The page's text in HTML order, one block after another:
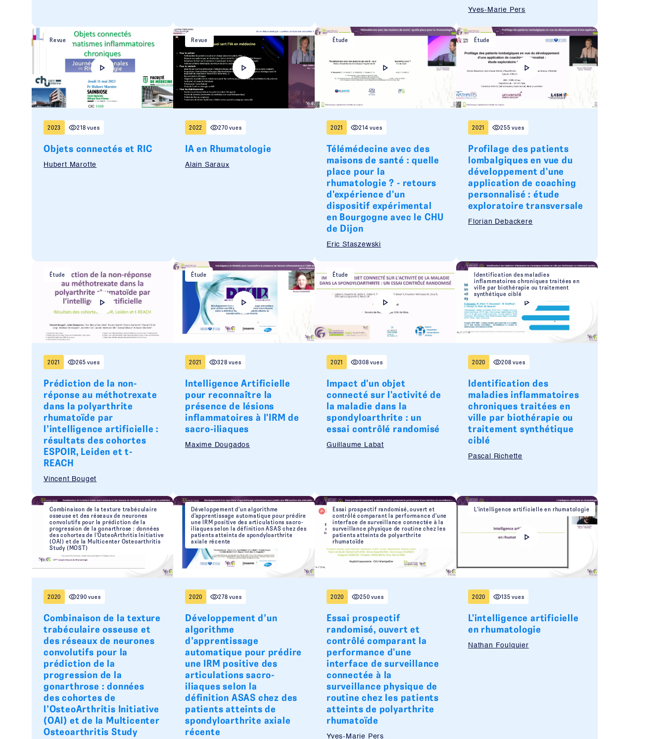
Yves-Marie Pers
Revue
2023 218 vues
Objets connectés et RIC
Hubert Marotte
Revue
2022 270 vues
IA en Rhumatologie
Alain Saraux
Étude
2021 214 vues
Télémédecine avec des
maisons de santé : quelle
place pour la
rhumatologie ? - retours
d'expérience d'un
dispositif expérimental
en Bourgogne avec le CHU
de Dijon
Eric Staszewski
Étude
2021 255 vues
Profilage des patients
lombalgiques en vue du
développement d'une
application de coaching
personnalisé : étude
exploratoire transversale
Florian Debackere
Étude
2021 265 vues
Prédiction de la non-
réponse au méthotrexate
dans la polyarthrite
rhumatoïde par
l’intelligence artificielle :
résultats des cohortes
ESPOIR, Leiden et t-
REACH
Vincent Bouget
Étude
2021 328 vues
Intelligence Artificielle
pour reconnaître la
présence de lésions
inflammatoires à l'IRM de
sacro-iliaques
Maxime Dougados
Étude
2021 308 vues
Impact d'un objet
connecté sur l'activité de
la maladie dans la
spondyloarthrite : un
essai contrôlé randomisé
Guillaume Labat
Identification des maladies
inflammatoires chroniques traitées en
ville par biothérapie ou traitement
synthétique ciblé
2020 208 vues
Identification des
maladies inflammatoires
chroniques traitées en
ville par biothérapie ou
traitement synthétique
ciblé
Pascal Richette
Combinaison de la texture trabéculaire
osseuse et des réseaux de neurones
convolutifs pour la prédiction de la
progression de la gonarthrose : données
des cohortes de l’OsteoArthritis Initiative
(OAI) et de la Multicenter Osteoarthritis
Study (MOST)
2020 290 vues
Combinaison de la texture
trabéculaire osseuse et
des réseaux de neurones
convolutifs pour la
prédiction de la
progression de la
gonarthrose : données
des cohortes de
l’OsteoArthritis Initiative
(OAI) et de la Multicenter
Osteoarthritis Study
Développement d’un algorithme
d’apprentissage automatique pour prédire
une IRM positive des articulations sacro-
iliaques selon la définition ASAS chez des
patients atteints de spondyloarthrite
axiale récente
2020 278 vues
Développement d’un
algorithme
d’apprentissage
automatique pour prédire
une IRM positive des
articulations sacro-
iliaques selon la
définition ASAS chez des
patients atteints de
spondyloarthrite axiale
récente
Essai prospectif randomisé, ouvert et
contrôlé comparant la performance d'une
interface de surveillance connectée à la
surveillance physique de routine chez les
patients atteints de polyarthrite
rhumatoïde
2020 250 vues
Essai prospectif
randomisé, ouvert et
contrôlé comparant la
performance d'une
interface de surveillance
connectée à la
surveillance physique de
routine chez les patients
atteints de polyarthrite
rhumatoïde
Yves-Marie Pers
L'intelligence artificielle en rhumatologie
2020 135 vues
L'intelligence artificielle
en rhumatologie
Nathan Foulquier